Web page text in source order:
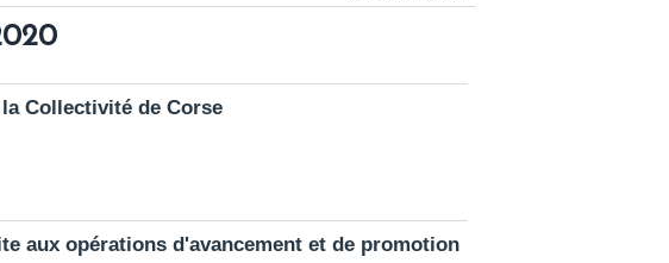
Collectivité de Corse
aux opérations d'avancement et de promotion